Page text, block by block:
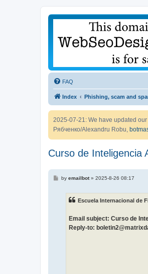
FAQ
Index Phishing, scam and
2025-07-21: We have updated our
Рябченко/Alexandru Robu,
Curso de Inteligencia
Pby emailbot» 2025-8-26 08:17
Escuela Internacional de
Email subject: Curso de
Reply-to: